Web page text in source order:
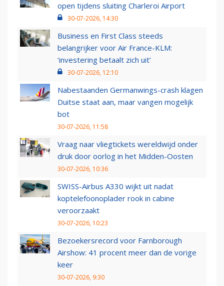
open tijdens sluiting Charleroi Airport
30-07-2026, 14:30
Business en First Class steeds
belangrijker voor Air France-KLM:
‘investering betaalt zich uit’
30-07-2026, 12:10
Nabestaanden Germanwings-crash klagen
Duitse staat aan, maar vangen mogelijk
bot
30-07-2026, 11:58
Vraag naar vliegtickets wereldwijd onder
druk door oorlog in het Midden-Oosten
30-07-2026, 10:36
SWISS-Airbus A330 wijkt uit nadat
koptelefoonoplader rook in cabine
veroorzaakt
30-07-2026, 10:23
Bezoekersrecord voor Farnborough
Airshow: 41 procent meer dan de vorige
keer
30-07-2026, 9:30